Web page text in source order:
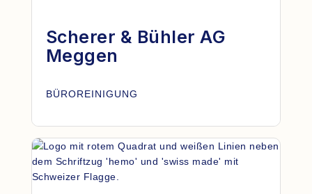
Scherer & Bühler AG
Meggen
BÜROREINIGUNG